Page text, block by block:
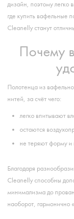
дизайн, поэтому легко
где купить вафельные
Cleanelly станут
Почему
Полотенца из
нитей, за счёт чего:
легко впитывают
остаются
не теряют форму и
Благодаря
Cleanelly способны
минимализма до
наоборот, гармонично